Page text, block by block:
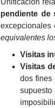
pendiente de
excepcionales
equivalentes
Visitas
Visitas
dos fines